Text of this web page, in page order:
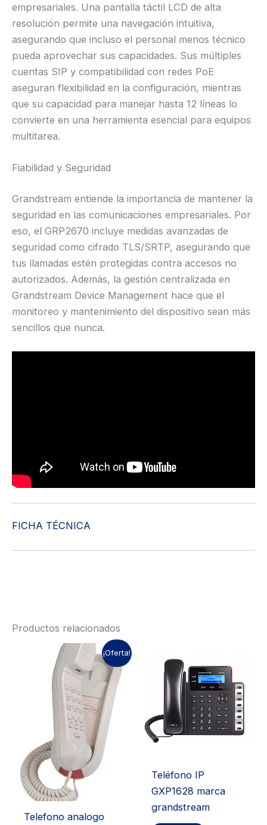
empresariales. Una pantalla táctil LCD de alta
resolución permite una navegación intuitiva,
asegurando que incluso el personal menos técnico
pueda aprovechar sus capacidades. Sus múltiples
cuentas SIP y compatibilidad con redes PoE
aseguran flexibilidad en la configuración, mientras
que su capacidad para manejar hasta 12 líneas lo
convierte en una herramienta esencial para equipos
multitarea.
Fiabilidad y Seguridad
Grandstream entiende la importancia de mantener la
seguridad en las comunicaciones empresariales. Por
eso, el GRP2670 incluye medidas avanzadas de
seguridad como cifrado TLS/SRTP, asegurando que
tus llamadas estén protegidas contra accesos no
autorizados. Además, la gestión centralizada en
Grandstream Device Management hace que el
monitoreo y mantenimiento del dispositivo sean más
sencillos que nunca.
FICHA TÉCNICA
Productos relacionados
¡Oferta!
Telefono analogo
Teléfono IP
GXP1628 marca
grandstream